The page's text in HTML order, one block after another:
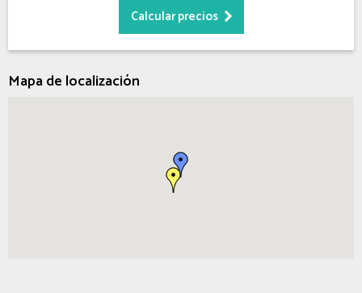
Mapa de localización